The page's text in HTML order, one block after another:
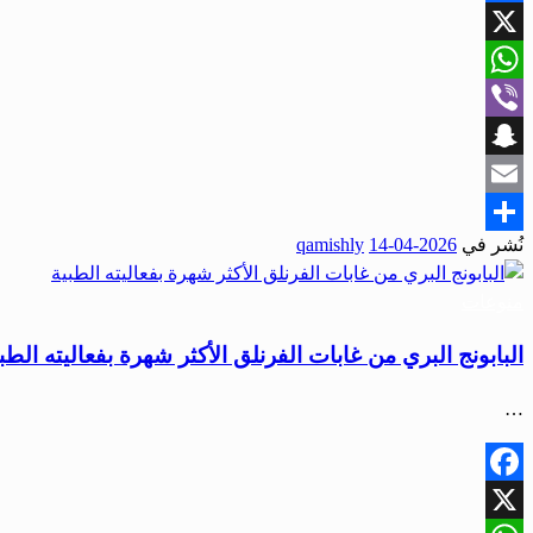
Facebook
X
WhatsApp
Viber
Snapchat
Email
Share
نُشر في 2026-04-14
qamishly
البابونج البري من غابات الفرنلق الأكثر شهرة بفعاليته
…
Facebook